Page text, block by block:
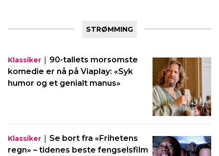
STRØMMING
Klassiker | 90-tallets morsomste
komedie er nå på Viaplay: «Syk
humor og et genialt manus»
Klassiker | Se bort fra «Frihetens
regn» – tidenes beste fengselsfilm